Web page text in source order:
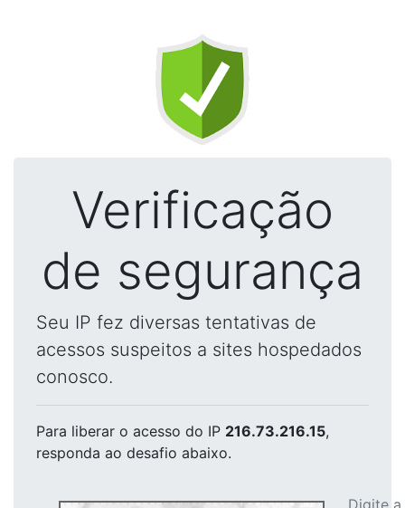
Verificação
de segurança
Seu IP fez diversas tentativas de
acessos suspeitos a sites hospedados
conosco.
Para liberar o acesso do IP 216.73.216.15,
responda ao desafio abaixo.
Digite